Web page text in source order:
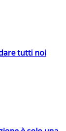
tutti noi